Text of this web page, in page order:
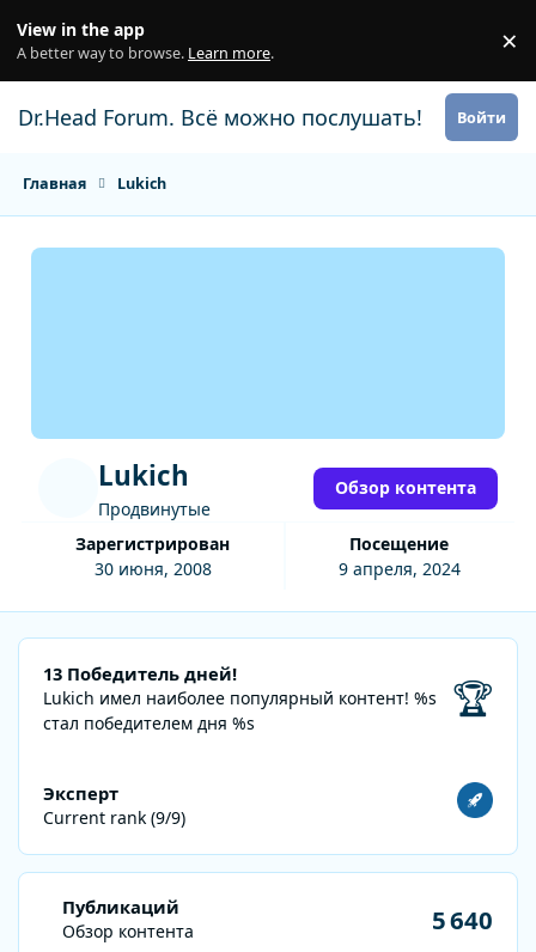
View in the app
A better way to browse. Learn more. ×
Dr.Head Forum. Всё можно послушать! Войти
Главная Lukich
Lukich
Продвинутые
Зарегистрирован
30 июня, 2008
Посещение
9 апреля, 2024
Обзор контента
13 Победитель дней!
13 Победитель дней!
Lukich имел наиболее популярный контент! %s
стал победителем дня %s
🏆
Эксперт
Current rank (9/9)
Обзор контента
Публикаций
Обзор контента 5 640